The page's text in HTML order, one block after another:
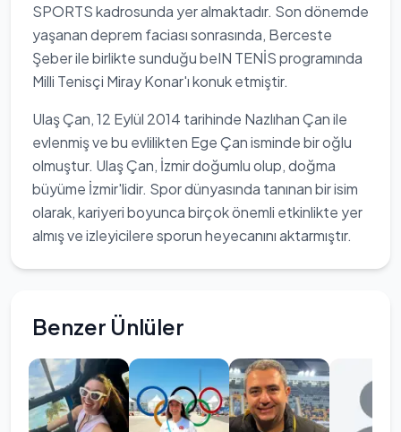
SPORTS kadrosunda yer almaktadır. Son dönemde
yaşanan deprem faciası sonrasında, Berceste
Şeber ile birlikte sunduğu beIN TENİS programında
Milli Tenisçi Miray Konar'ı konuk etmiştir.
Ulaş Çan, 12 Eylül 2014 tarihinde Nazlıhan Çan ile
evlenmiş ve bu evlilikten Ege Çan isminde bir oğlu
olmuştur. Ulaş Çan, İzmir doğumlu olup, doğma
büyüme İzmir'lidir. Spor dünyasında tanınan bir isim
olarak, kariyeri boyunca birçok önemli etkinlikte yer
almış ve izleyicilere sporun heyecanını aktarmıştır.
Benzer Ünlüler